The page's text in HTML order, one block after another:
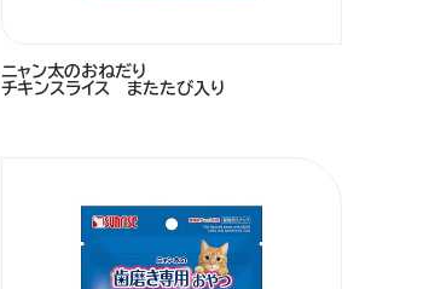
ニャン太のおねだり
チキンスライス またたび入り